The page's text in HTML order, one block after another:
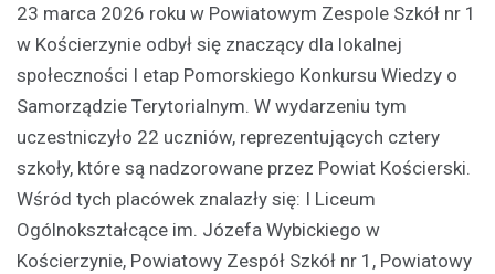
23 marca 2026 roku w Powiatowym Zespole Szkół nr 1
w Kościerzynie odbył się znaczący dla lokalnej
społeczności I etap Pomorskiego Konkursu Wiedzy o
Samorządzie Terytorialnym. W wydarzeniu tym
uczestniczyło 22 uczniów, reprezentujących cztery
szkoły, które są nadzorowane przez Powiat Kościerski.
Wśród tych placówek znalazły się: I Liceum
Ogólnokształcące im. Józefa Wybickiego w
Kościerzynie, Powiatowy Zespół Szkół nr 1, Powiatowy